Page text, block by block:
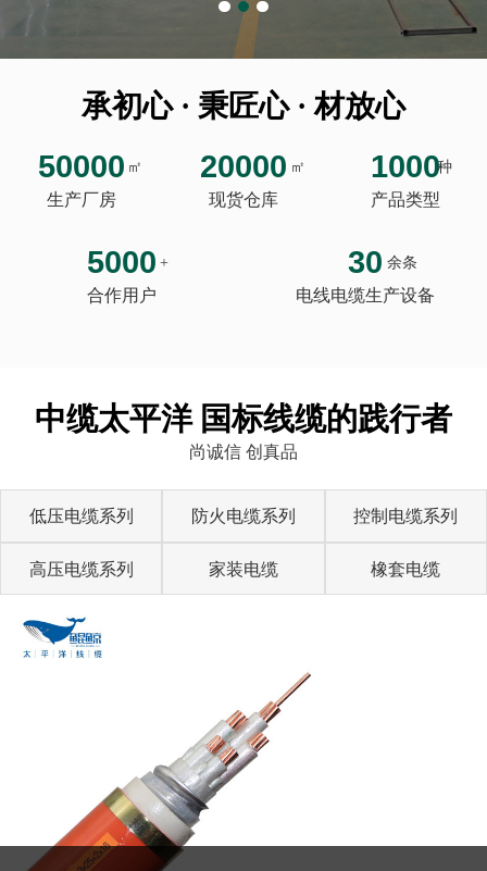
承初心 · 秉匠心 · 材放心
50000 ㎡
生产厂房
20000 ㎡
现货仓库
1000种
产品类型
5000 +
合作用户
30 余条
电线电缆生产设备
中缆太平洋 国标线缆的践行者
尚诚信 创真品
低压电缆系列 防火电缆系列 控制电缆系列
高压电缆系列 家装电缆 橡套电缆